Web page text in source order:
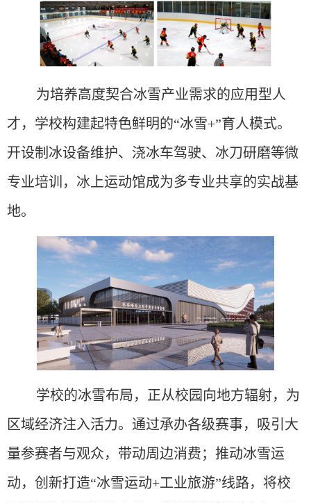
为培养高度契合冰雪产业需求的应用型人
才，学校构建起特色鲜明的“冰雪+”育人模式。
开设制冰设备维护、浇冰车驾驶、冰刀研磨等微
专业培训，冰上运动馆成为多专业共享的实战基
地。
学校的冰雪布局，正从校园向地方辐射，为
区域经济注入活力。通过承办各级赛事，吸引大
量参赛者与观众，带动周边消费；推动冰雪运
动，创新打造“冰雪运动+工业旅游”线路，将校